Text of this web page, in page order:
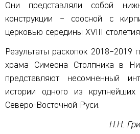
Они представляли собой
конструкции – соосной с
церковью середины XVIII
Результаты раскопок 2018–2019
храма Симеона Столпника в
представляют несомненный
истории одного из крупнейших
Северо-Восточной Руси.
Н.Н.